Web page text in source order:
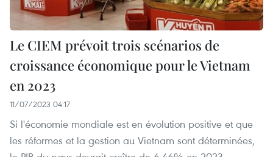
Le CIEM prévoit trois scénarios de
croissance économique pour le Vietnam
en 2023
11/07/2023 04:17
Si l'économie mondiale est en évolution positive et que
les réformes et la gestion au Vietnam sont déterminées,